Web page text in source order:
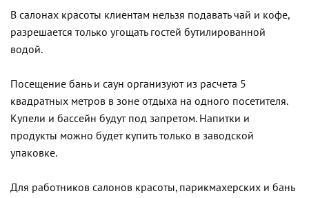
В салонах красоты клиентам нельзя подавать чай и кофе,
разрешается только угощать гостей бутилированной
водой.
Посещение бань и саун организуют из расчета 5
квадратных метров в зоне отдыха на одного посетителя.
Купели и бассейн будут под запретом. Напитки и
продукты можно будет купить только в заводской
упаковке.
Для работников салонов красоты, парикмахерских и бань